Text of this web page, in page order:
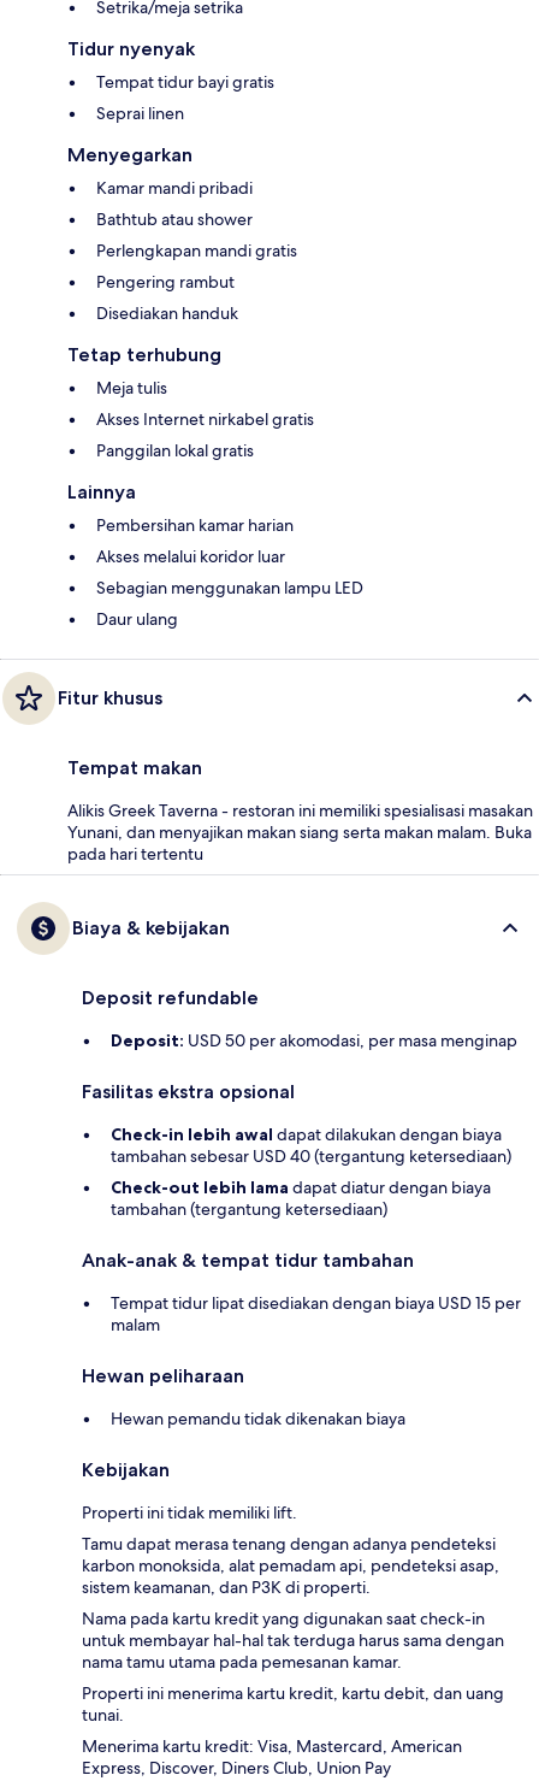
Setrika/meja setrika
Tidur nyenyak
Tempat tidur bayi gratis
Seprai linen
Menyegarkan
Kamar mandi pribadi
Bathtub atau shower
Perlengkapan mandi gratis
Pengering rambut
Disediakan handuk
Tetap terhubung
Meja tulis
Akses Internet nirkabel gratis
Panggilan lokal gratis
Lainnya
Pembersihan kamar harian
Akses melalui koridor luar
Sebagian menggunakan lampu LED
Daur ulang
Fitur khusus
Tempat makan
Alikis Greek Taverna - restoran ini memiliki spesialisasi masakan
Yunani, dan menyajikan makan siang serta makan malam. Buka
pada hari tertentu
Biaya & kebijakan
Deposit refundable
Deposit: USD 50 per akomodasi, per masa menginap
Fasilitas ekstra opsional
Check-in lebih awal dapat dilakukan dengan biaya
tambahan sebesar USD 40 (tergantung ketersediaan)
Check-out lebih lama dapat diatur dengan biaya
tambahan (tergantung ketersediaan)
Anak-anak & tempat tidur tambahan
Tempat tidur lipat disediakan dengan biaya USD 15 per
malam
Hewan peliharaan
Hewan pemandu tidak dikenakan biaya
Kebijakan
Properti ini tidak memiliki lift.
Tamu dapat merasa tenang dengan adanya pendeteksi
karbon monoksida, alat pemadam api, pendeteksi asap,
sistem keamanan, dan P3K di properti.
Nama pada kartu kredit yang digunakan saat check-in
untuk membayar hal-hal tak terduga harus sama dengan
nama tamu utama pada pemesanan kamar.
Properti ini menerima kartu kredit, kartu debit, dan uang
tunai.
Menerima kartu kredit: Visa, Mastercard, American
Express, Discover, Diners Club, Union Pay